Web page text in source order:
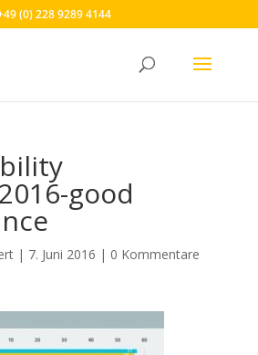
(0) 228 9289 4144
good
| 7. Juni 2016 | 0 Kommentare